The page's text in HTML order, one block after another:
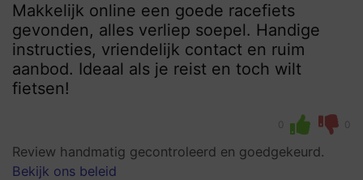
Makkelijk online een goede racefiets
gevonden, alles verliep soepel. Handige
instructies, vriendelijk contact en ruim
aanbod. Ideaal als je reist en toch wilt
fietsen!
0 0
Review handmatig gecontroleerd en goedgekeurd.
Bekijk ons beleid